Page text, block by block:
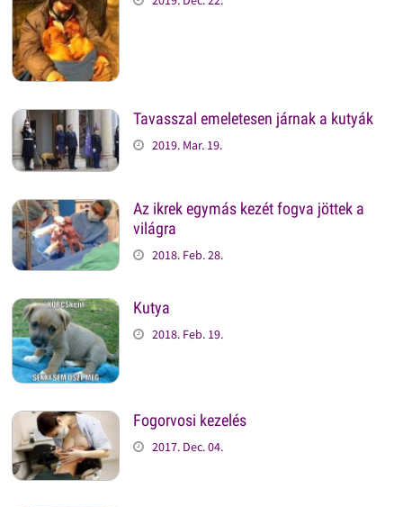
Tavasszal emeletesen járnak a kutyák
2019. Mar. 19.
Az ikrek egymás kezét fogva jöttek a
világra
2018. Feb. 28.
Kutya
2018. Feb. 19.
Fogorvosi kezelés
2017. Dec. 04.